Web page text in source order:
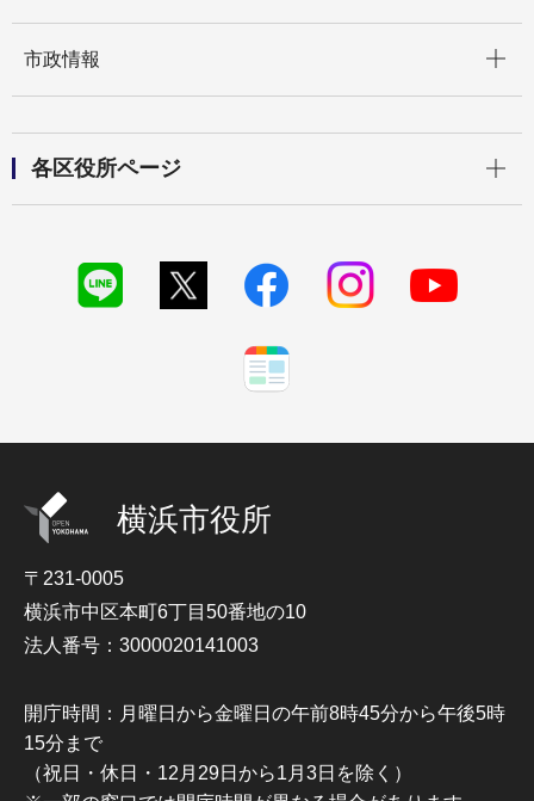
市政情報
各区役所ページ
横浜市役所
〒231-0005
横浜市中区本町6丁目50番地の10
法人番号：3000020141003
開庁時間：月曜日から金曜日の午前8時45分から午後5時
15分まで
（祝日・休日・12月29日から1月3日を除く）